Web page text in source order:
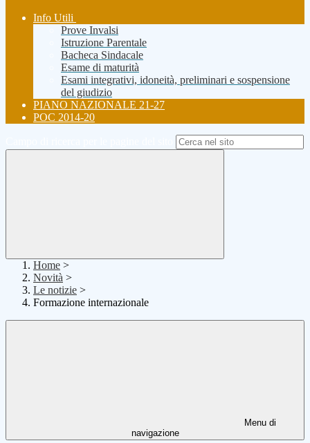
Info Utili
Prove Invalsi
Istruzione Parentale
Bacheca Sindacale
Esame di maturità
Esami integrativi, idoneità, preliminari e sospensione
del giudizio
PIANO NAZIONALE 21-27
POC 2014-20
Home >
Novità >
Le notizie >
Formazione internazionale
Menu di
navigazione